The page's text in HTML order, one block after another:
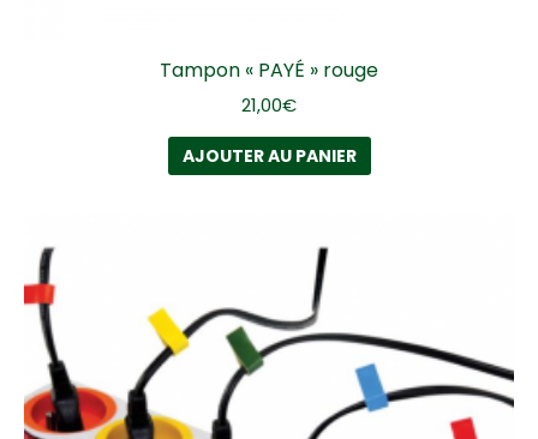
Tampon « PAYÉ » rouge
21,00€
AJOUTER AU PANIER